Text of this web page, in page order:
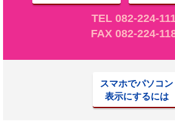
TEL 082-224-
FAX 082-224-
スマホでパソコン
表示にするには